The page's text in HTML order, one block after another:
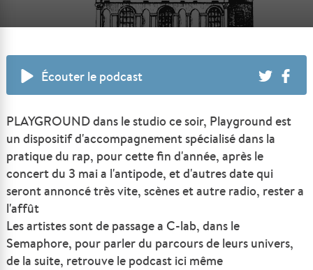
Écouter le podcast
PLAYGROUND dans le studio ce soir, Playground est
un dispositif d'accompagnement spécialisé dans la
pratique du rap, pour cette fin d'année, après le
concert du 3 mai a l'antipode, et d'autres date qui
seront annoncé très vite, scènes et autre radio, rester a
l'affût
Les artistes sont de passage a C-lab, dans le
Semaphore, pour parler du parcours de leurs univers,
de la suite, retrouve le podcast ici même